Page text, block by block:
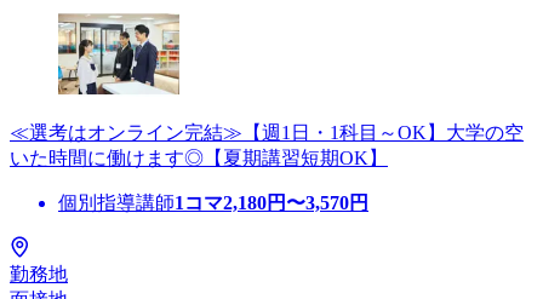
≪選考はオンライン完結≫【週1日・1科目～OK】大学の空
いた時間に働けます◎【夏期講習短期OK】
個別指導講師1コマ2,180円〜3,570円
勤務地